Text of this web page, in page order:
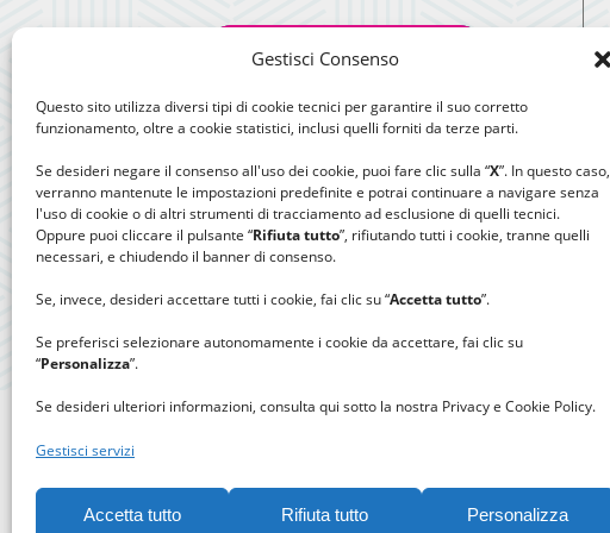
Gestisci Consenso
Questo sito utilizza diversi tipi di cookie tecnici per garantire il suo corretto
funzionamento, oltre a cookie statistici, inclusi quelli forniti da terze parti.
Se desideri negare il consenso all'uso dei cookie, puoi fare clic sulla “X”. In questo caso,
verranno mantenute le impostazioni predefinite e potrai continuare a navigare senza
l'uso di cookie o di altri strumenti di tracciamento ad esclusione di quelli tecnici.
Oppure puoi cliccare il pulsante “Rifiuta tutto”, rifiutando tutti i cookie, tranne quelli
necessari, e chiudendo il banner di consenso.
Se, invece, desideri accettare tutti i cookie, fai clic su “Accetta tutto”.
Se preferisci selezionare autonomamente i cookie da accettare, fai clic su
“Personalizza”.
Se desideri ulteriori informazioni, consulta qui sotto la nostra Privacy e Cookie Policy.
Gestisci servizi
Accetta tutto Rifiuta tutto Personalizza